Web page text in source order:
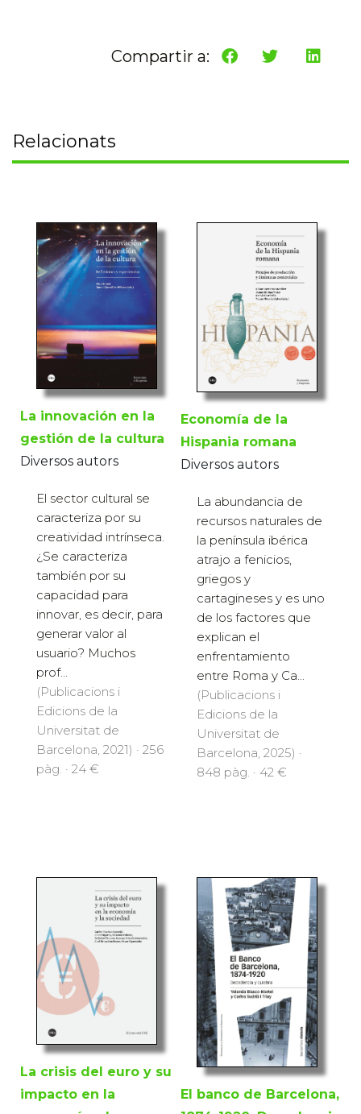
Compartir a:
Relacionats
La innovación en la
gestión de la cultura
Diversos autors
El sector cultural se
caracteriza por su
creatividad intrínseca.
¿Se caracteriza
también por su
capacidad para
innovar, es decir, para
generar valor al
usuario? Muchos
prof...
(Publicacions i
Edicions de la
Universitat de
Barcelona, 2021) · 256
pàg. · 24 €
Economía de la
Hispania romana
Diversos autors
La abundancia de
recursos naturales de
la península ibérica
atrajo a fenicios,
griegos y
cartagineses y es uno
de los factores que
explican el
enfrentamiento
entre Roma y Ca...
(Publicacions i
Edicions de la
Universitat de
Barcelona, 2025) ·
848 pàg. · 42 €
La crisis del euro y su
impacto en la
El banco de Barcelona,